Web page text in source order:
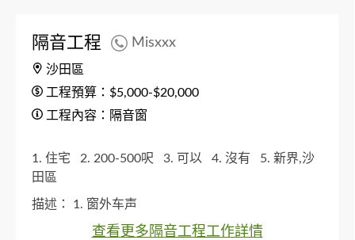
隔音工程 Misxxx
沙田區
工程預算：$5,000-$20,000
工程內容：隔音窗
1. 住宅 2. 200-500呎 3. 可以 4. 沒有
5. 新界,沙
田區
描述： 1. 窗外车声
查看更多隔音工程工作詳情